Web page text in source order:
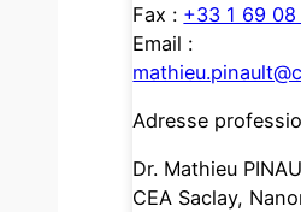
Fax : +33 1 69 08
Email :
Adresse
Dr. Mathieu
CEA Saclay,